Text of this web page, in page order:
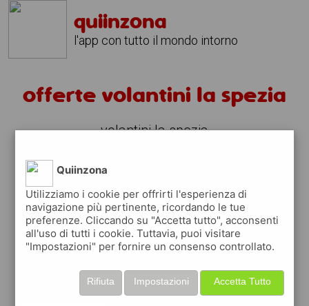
quiinzona
l'app con tutto il mondo intorno
offerte volantini la spezia
volantini la spezia
sfoglia
gratis volantini dei supermercati a
speziain modofaciledal tuo cellulare
scopri le offerte in corso nei punti vendita
grazie ai volantini nella città dila spezia
usa i volantini digitali ed aiuta l'ambiente,
Quiinzona
Utilizziamo i cookie per offrirti l'esperienza di
navigazione più pertinente, ricordando le tue
preferenze. Cliccando su "Accetta tutto", acconsenti
all'uso di tutti i cookie. Tuttavia, puoi visitare
"Impostazioni" per fornire un consenso controllato.
Accetta Tutto
Impostazioni
Rifiuta